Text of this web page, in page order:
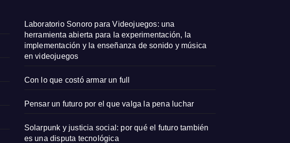
Laboratorio Sonoro para Videojuegos: una
herramienta abierta para la experimentación, la
implementación y la enseñanza de sonido y música
en videojuegos
Con lo que costó armar un full
Pensar un futuro por el que valga la pena luchar
Solarpunk y justicia social: por qué el futuro también
es una disputa tecnológica